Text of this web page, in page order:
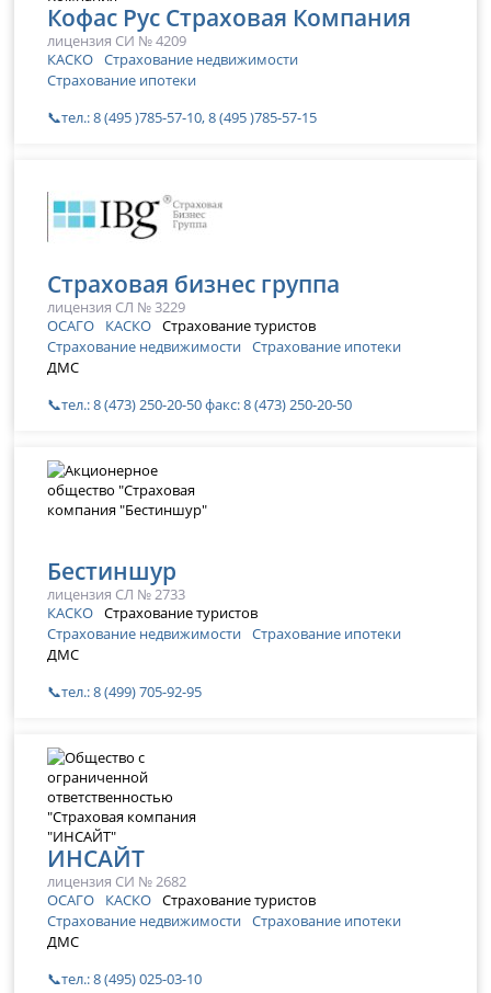
Кофас Рус Страховая Компания
лицензия СИ № 4209
КАСКО Страхование недвижимости
Страхование ипотеки
📞тел.: 8 (495 )785-57-10, 8 (495 )785-57-15
Страховая бизнес группа
лицензия СЛ № 3229
ОСАГО
КАСКО Страхование туристов
Страхование недвижимости Страхование ипотеки
ДМС
📞тел.: 8 (473) 250-20-50 факс: 8 (473) 250-20-50
Бестиншур
лицензия СЛ № 2733
КАСКО Страхование туристов
Страхование недвижимости Страхование ипотеки
ДМС
📞тел.: 8 (499) 705-92-95
ИНСАЙТ
лицензия СИ № 2682
ОСАГО
КАСКО Страхование туристов
Страхование недвижимости Страхование ипотеки
ДМС
📞тел.: 8 (495) 025-03-10